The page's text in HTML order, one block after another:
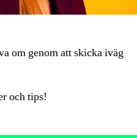
om genom att skicka iväg
och tips!